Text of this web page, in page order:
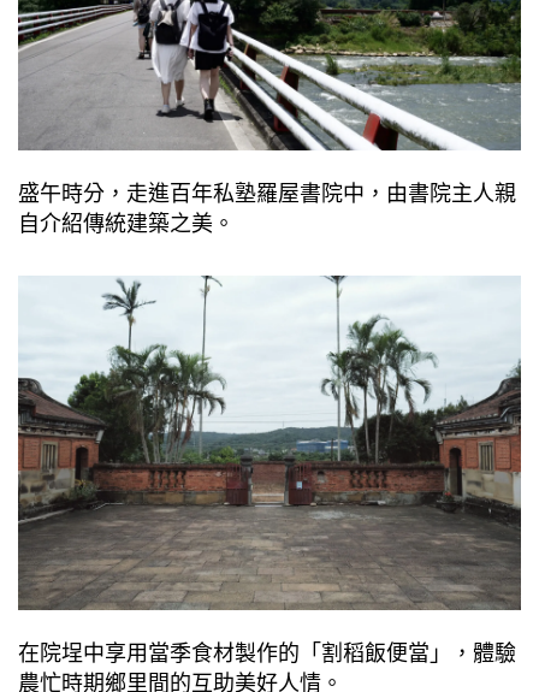
盛午時分，⾛進百年私塾羅屋書院中，由書院主⼈親
⾃介紹傳統建築之美。
在院埕中享⽤當季食材製作的「割稻飯便當」，體驗
農忙時期鄉⾥間的互助美好⼈情。